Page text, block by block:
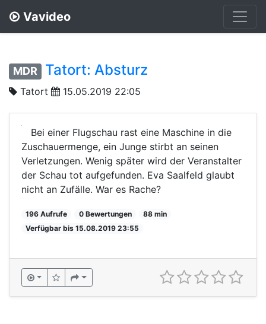
Vavideo
MDR Tatort: Absturz
Tatort 15.05.2019 22:05
Bei einer Flugschau rast eine Maschine in die
Zuschauermenge, ein Junge stirbt an seinen
Verletzungen. Wenig später wird der Veranstalter
der Schau tot aufgefunden. Eva Saalfeld glaubt
nicht an Zufälle. War es Rache?
196 Aufrufe 0 Bewertungen
88 min
Verfügbar bis 15.08.2019 23:55